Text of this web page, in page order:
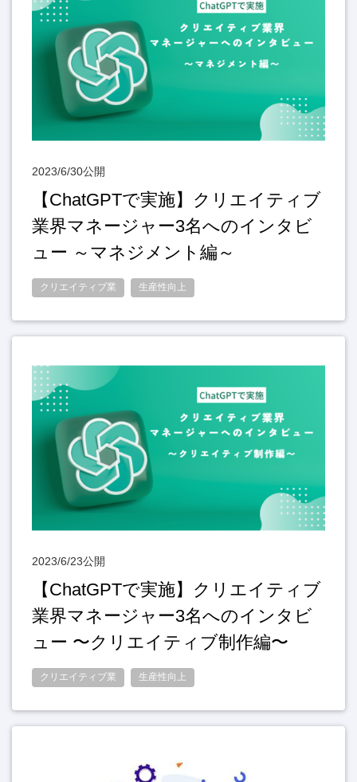
2023/6/30公開
【ChatGPTで実施】クリエイティブ
業界マネージャー3名へのインタビ
ュー ～マネジメント編～
クリエイティブ業 生産性向上
2023/6/23公開
【ChatGPTで実施】クリエイティブ
業界マネージャー3名へのインタビ
ュー 〜クリエイティブ制作編〜
クリエイティブ業 生産性向上